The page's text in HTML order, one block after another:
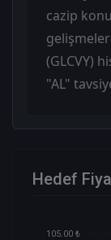
cazip
gelişmeler
(GLCVY)
"AL"
Hedef
105.00 ₺